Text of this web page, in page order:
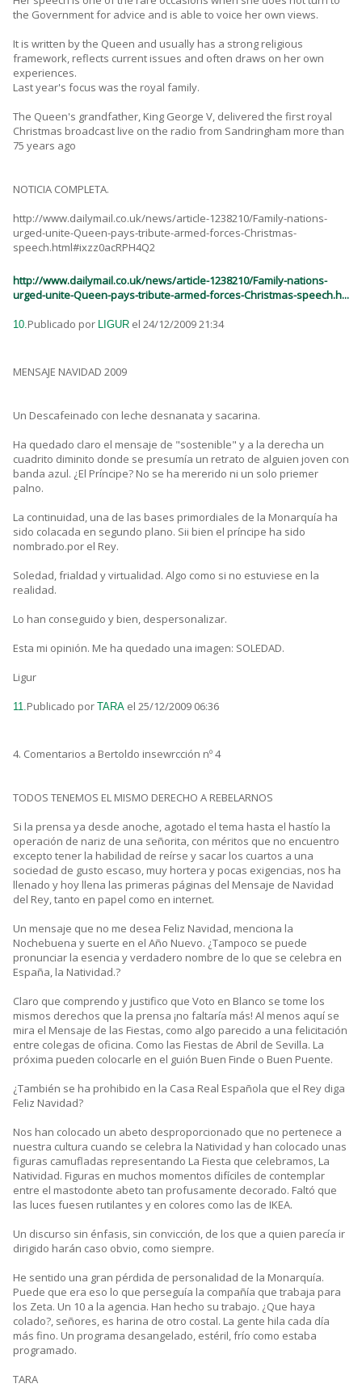
the Government for advice and is able to voice her own views.
It is written by the Queen and usually has a strong religious
framework, reflects current issues and often draws on her own
experiences.
Last year's focus was the royal family.
The Queen's grandfather, King George V, delivered the first royal
Christmas broadcast live on the radio from Sandringham more than
75 years ago
NOTICIA COMPLETA.
http://www.dailymail.co.uk/news/article-1238210/Family-nations-
urged-unite-Queen-pays-tribute-armed-forces-Christmas-
speech.html#ixzz0acRPH4Q2
http://www.dailymail.co.uk/news/article-1238210/Family-nations-
urged-unite-Queen-pays-tribute-armed-forces-Christmas-speech.h...
10.Publicado por LIGUR el 24/12/2009 21:34
MENSAJE NAVIDAD 2009
Un Descafeinado con leche desnanata y sacarina.
Ha quedado claro el mensaje de "sostenible" y a la derecha un
cuadrito diminito donde se presumía un retrato de alguien joven con
banda azul. ¿El Príncipe? No se ha mererido ni un solo priemer
palno.
La continuidad, una de las bases primordiales de la Monarquía ha
sido colacada en segundo plano. Sii bien el príncipe ha sido
nombrado.por el Rey.
Soledad, frialdad y virtualidad. Algo como si no estuviese en la
realidad.
Lo han conseguido y bien, despersonalizar.
Esta mi opinión. Me ha quedado una imagen: SOLEDAD.
Ligur
11.Publicado por TARA el 25/12/2009 06:36
4. Comentarios a Bertoldo insewrcción nº 4
TODOS TENEMOS EL MISMO DERECHO A REBELARNOS
Si la prensa ya desde anoche, agotado el tema hasta el hastío la
operación de nariz de una señorita, con méritos que no encuentro
excepto tener la habilidad de reírse y sacar los cuartos a una
sociedad de gusto escaso, muy hortera y pocas exigencias, nos ha
llenado y hoy llena las primeras páginas del Mensaje de Navidad
del Rey, tanto en papel como en internet.
Un mensaje que no me desea Feliz Navidad, menciona la
Nochebuena y suerte en el Año Nuevo. ¿Tampoco se puede
pronunciar la esencia y verdadero nombre de lo que se celebra en
España, la Natividad.?
Claro que comprendo y justifico que Voto en Blanco se tome los
mismos derechos que la prensa ¡no faltaría más! Al menos aquí se
mira el Mensaje de las Fiestas, como algo parecido a una felicitación
entre colegas de oficina. Como las Fiestas de Abril de Sevilla. La
próxima pueden colocarle en el guión Buen Finde o Buen Puente.
¿También se ha prohibido en la Casa Real Española que el Rey diga
Feliz Navidad?
Nos han colocado un abeto desproporcionado que no pertenece a
nuestra cultura cuando se celebra la Natividad y han colocado unas
figuras camufladas representando La Fiesta que celebramos, La
Natividad. Figuras en muchos momentos difíciles de contemplar
entre el mastodonte abeto tan profusamente decorado. Faltó que
las luces fuesen rutilantes y en colores como las de IKEA.
Un discurso sin énfasis, sin convicción, de los que a quien parecía ir
dirigido harán caso obvio, como siempre.
He sentido una gran pérdida de personalidad de la Monarquía.
Puede que era eso lo que perseguía la compañía que trabaja para
los Zeta. Un 10 a la agencia. Han hecho su trabajo. ¿Que haya
colado?, señores, es harina de otro costal. La gente hila cada día
más fino. Un programa desangelado, estéril, frío como estaba
programado.
TARA